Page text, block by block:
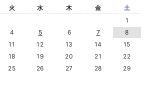
火 水 木 金
土
1
4 5 6 7
8
11 12 13 14
15
18 19 20 21
22
25 26 27 28
29